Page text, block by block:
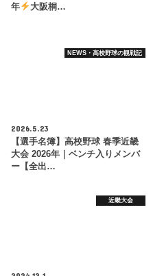
年
大阪桐…
NEWS・高校野球の観戦記
2026.5.23
【選手名簿】高校野球 春季近畿
大会 2026年｜ベンチ入りメンバ
ー【全出…
近畿大会